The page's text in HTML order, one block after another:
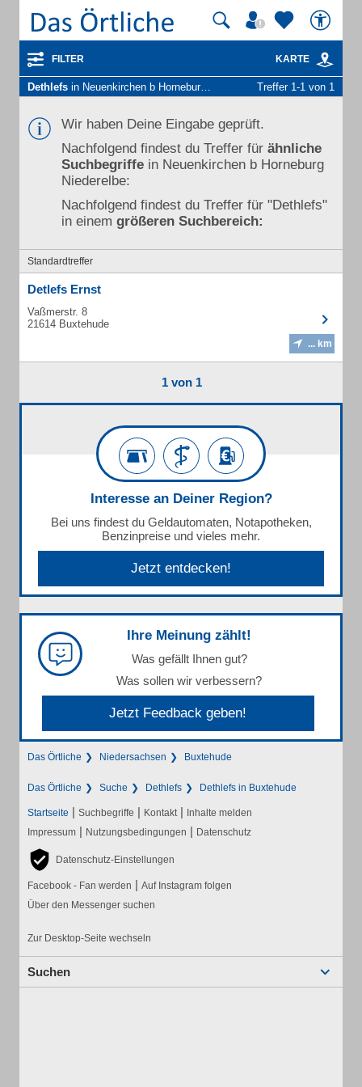
FILTER KARTE
Dethlefs in Neuenkirchen b Horneburg Niederelbe Treffer 1-1 von 1
Wir haben Deine Eingabe geprüft.
Nachfolgend findest du Treffer für ähnliche
Suchbegriffe in Neuenkirchen b Horneburg
Niederelbe:
Nachfolgend findest du Treffer für "Dethlefs"
in einem größeren Suchbereich:
Standardtreffer
Detlefs Ernst
Vaßmerstr. 8
21614 Buxtehude
... km
1 von 1
Interesse an Deiner Region?
Bei uns findest du Geldautomaten, Notapotheken,
Benzinpreise und vieles mehr.
Jetzt entdecken!
Ihre Meinung zählt!
Was gefällt Ihnen gut?
Was sollen wir verbessern?
Jetzt Feedback geben!
Das Örtliche Niedersachsen Buxtehude
Das Örtliche Suche Dethlefs Dethlefs in Buxtehude
Startseite | Suchbegriffe | Kontakt | Inhalte melden
Impressum | Nutzungsbedingungen | Datenschutz
Datenschutz-Einstellungen
Facebook - Fan werden | Auf Instagram folgen
Über den Messenger suchen
Zur Desktop-Seite wechseln
Suchen